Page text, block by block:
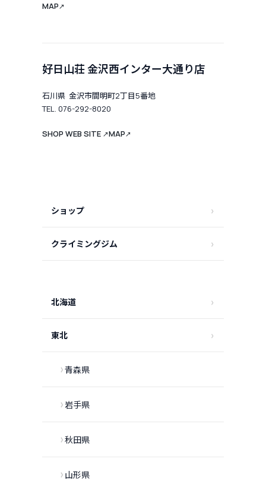
MAP↗
好日山荘 金沢西インター大通り店
石川県 金沢市間明町2丁目5番地
TEL. 076-292-8020
SHOP WEB SITE ↗MAP↗
ショップ
クライミングジム
北海道
東北
青森県
岩手県
秋田県
山形県